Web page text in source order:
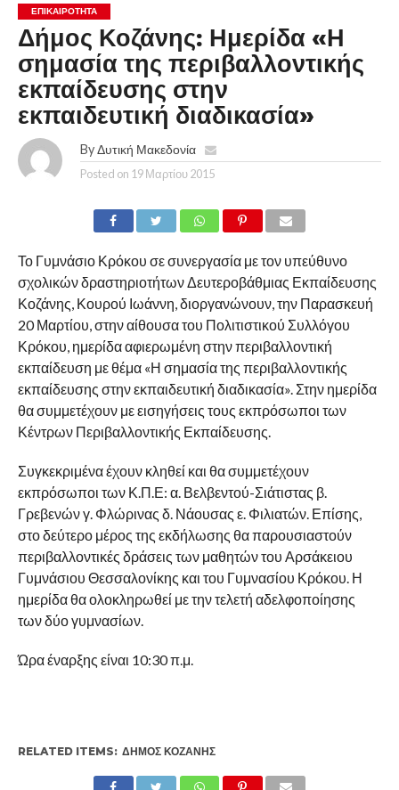
ΕΠΙΚΑΙΡΟΤΗΤΑ
Δήμος Κοζάνης: Ημερίδα «Η
σημασία της περιβαλλοντικής
εκπαίδευσης στην
εκπαιδευτική διαδικασία»
By Δυτική Μακεδονία
Posted on 19 Μαρτίου 2015
Το Γυμνάσιο Κρόκου σε συνεργασία με τον υπεύθυνο
σχολικών δραστηριοτήτων Δευτεροβάθμιας Εκπαίδευσης
Κοζάνης, Κουρού Ιωάννη, διοργανώνουν, την Παρασκευή
20 Μαρτίου, στην αίθουσα του Πολιτιστικού Συλλόγου
Κρόκου, ημερίδα αφιερωμένη στην περιβαλλοντική
εκπαίδευση με θέμα «Η σημασία της περιβαλλοντικής
εκπαίδευσης στην εκπαιδευτική διαδικασία». Στην ημερίδα
θα συμμετέχουν με εισηγήσεις τους εκπρόσωποι των
Κέντρων Περιβαλλοντικής Εκπαίδευσης.
Συγκεκριμένα έχουν κληθεί και θα συμμετέχουν
εκπρόσωποι των Κ.Π.Ε: α. Βελβεντού-Σιάτιστας β.
Γρεβενών γ. Φλώρινας δ. Νάουσας ε. Φιλιατών. Επίσης,
στο δεύτερο μέρος της εκδήλωσης θα παρουσιαστούν
περιβαλλοντικές δράσεις των μαθητών του Αρσάκειου
Γυμνάσιου Θεσσαλονίκης και του Γυμνασίου Κρόκου. Η
ημερίδα θα ολοκληρωθεί με την τελετή αδελφοποίησης
των δύο γυμνασίων.
Ώρα έναρξης είναι 10:30 π.μ.
RELATED ITEMS: ΔΉΜΟΣ ΚΟΖΆΝΗΣ